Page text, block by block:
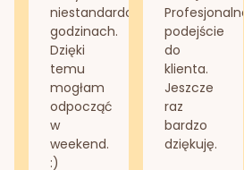
niestandardowych
godzinach.
Dzięki
temu
mogłam
odpocząć
w
weekend.
:)
Profesjonalne
podejście
do
klienta.
Jeszcze
raz
bardzo
dziękuję.